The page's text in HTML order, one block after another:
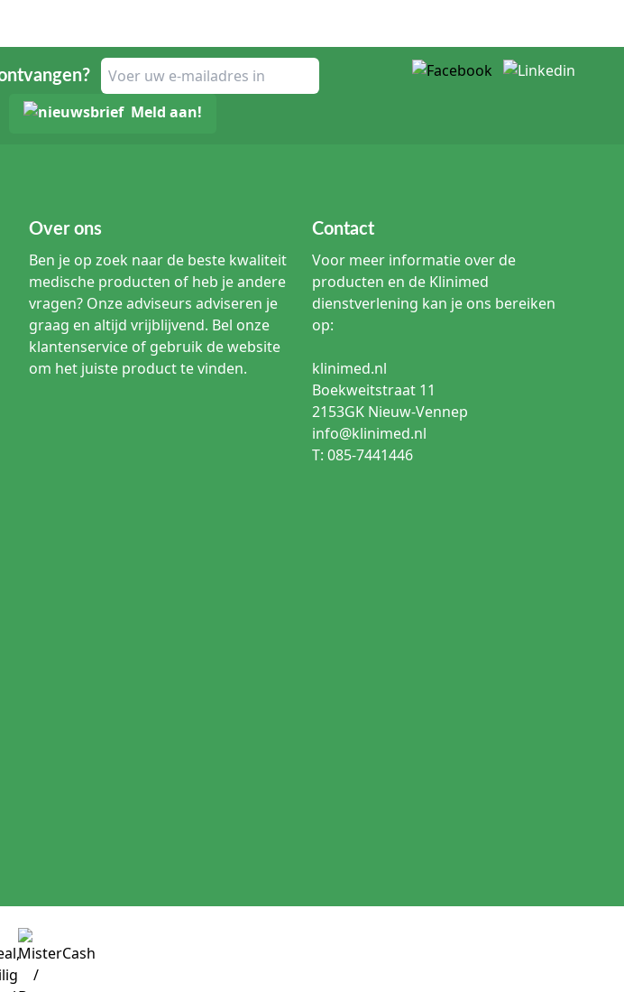
Meld aan!
Over ons
Ben je op zoek naar de beste kwaliteit
medische producten of heb je andere
vragen? Onze adviseurs adviseren je
graag en altijd vrijblijvend. Bel onze
klantenservice of gebruik de website
om het juiste product te vinden.
Contact
Voor meer informatie over de
producten en de Klinimed
dienstverlening kan je ons bereiken
op:
klinimed.nl
Boekweitstraat 11
2153GK Nieuw-Vennep
info@klinimed.nl
T: 085-7441446